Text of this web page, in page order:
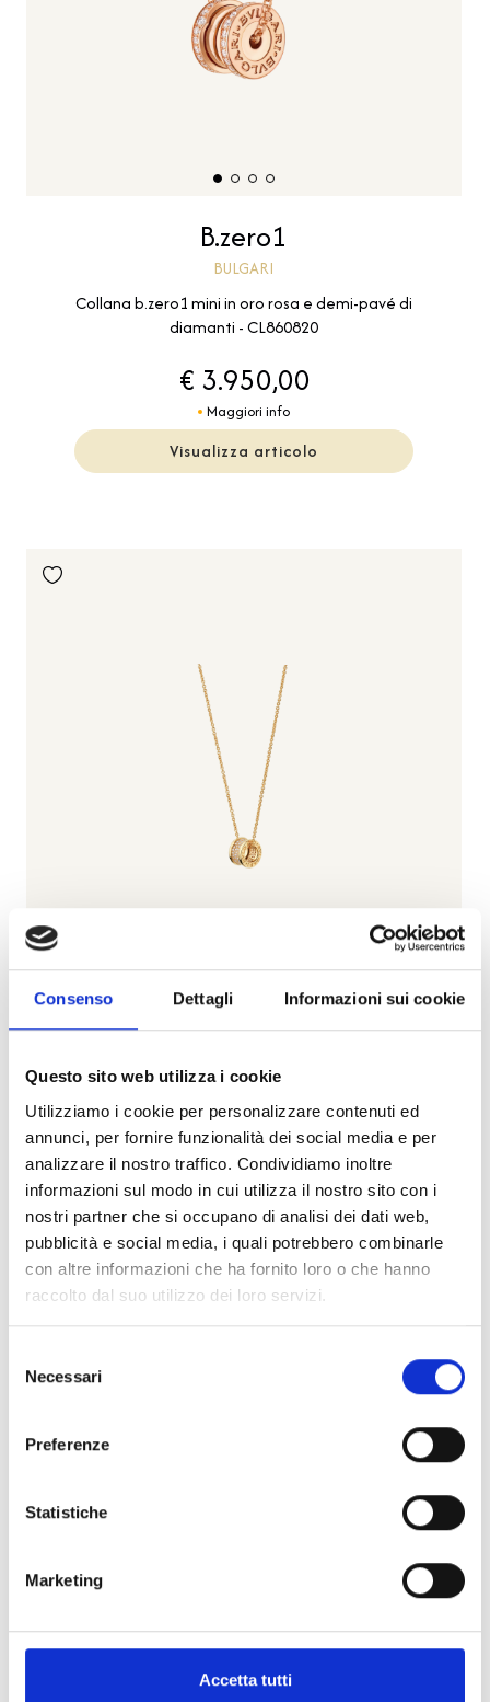
Consenso Dettagli Informazioni sui cookie
Questo sito web utilizza i cookie
Utilizziamo i cookie per personalizzare contenuti ed
annunci, per fornire funzionalità dei social media e per
analizzare il nostro traffico. Condividiamo inoltre
informazioni sul modo in cui utilizza il nostro sito con i
nostri partner che si occupano di analisi dei dati web,
pubblicità e social media, i quali potrebbero combinarle
con altre informazioni che ha fornito loro o che hanno
raccolto dal suo utilizzo dei loro servizi.
delNecessari
Preferenze
Statistiche
Marketing
Accetta tutti
B.zero1
BULGARI
Collana b.zero1 mini in oro rosa e demi-pavé di
diamanti - CL860820
€ 3.950,00
Maggiori info
Visualizza articolo
B.zero1
€ 15.500,00
Maggiori info
Visualizza articolo